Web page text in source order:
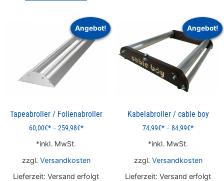
Angebot!
Tapeabroller / Folienabroller
60,00€ – 259,98€
inkl. MwSt.
zzgl. Versandkosten
Lieferzeit: Versand erfolgt
Angebot!
Kabelabroller / cable boy
74,99€ – 84,99€
inkl. MwSt.
zzgl. Versandkosten
Lieferzeit: Versand erfolgt